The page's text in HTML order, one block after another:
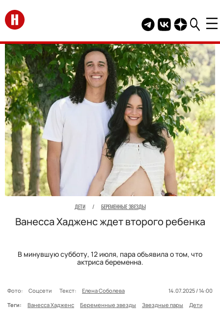
Перейти на главную
Telegram канал
Группа HELLO
Канал
ДЕТИ / БЕРЕМЕННЫЕ ЗВЕЗДЫ
Ванесса Хадженс ждет второго ребенка
В минувшую субботу, 12 июля, пара объявила о том, что
актриса беременна.
Фото: Соцсети Текст: Елена Соболева
14.07.2025 / 14:00
Теги:
Ванесса Хадженс Беременные звезды Звездные пары
Дети